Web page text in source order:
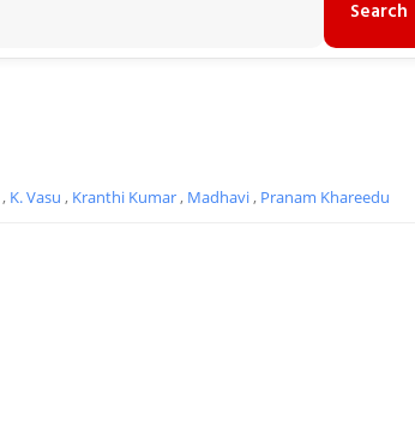
, K. Vasu , Kranthi Kumar, Madhavi, Pranam Khareedu